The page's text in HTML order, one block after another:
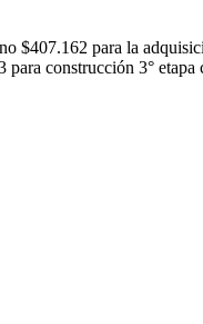
$407.162 para la
construcción 3° etapa